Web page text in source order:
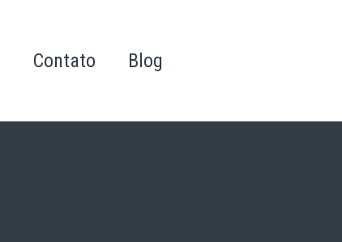
Contato Blog